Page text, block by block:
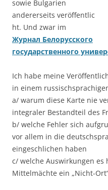
sowie Bulgarien
andererseits veröffentlic
ht. Und zwar im
Журнал Белорусского
государственного
Ich habe meine
in einem
a/ warum diese Karte nie
integraler Bestandteil des
b/ welche Fehler sich
vor allem in die
eingeschlichen haben
c/ welche Auswirkungen
Mittelmächte ein „Nicht-